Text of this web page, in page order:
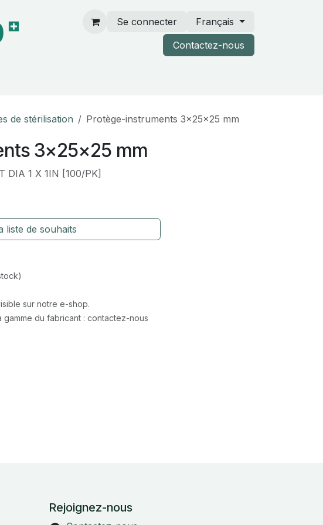
Se connecter
Français
Contactez-nous
de stérilisation Protège-instruments 3x25x25 mm
3x25x25 mm
DIA 1 X 1IN [100/PK]
liste de souhaits
sur notre e-shop.
du fabricant : contactez-nous
Rejoignez-nous